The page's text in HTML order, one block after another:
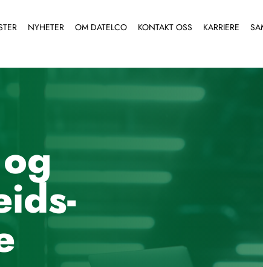
NYHETER OM DATELCO KONTAKT OSS KARRIERE